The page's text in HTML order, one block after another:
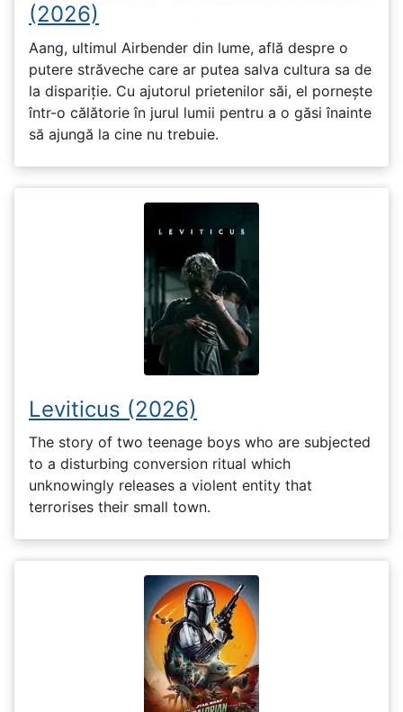
(2026)
Aang, ultimul Airbender din lume, află despre o
putere străveche care ar putea salva cultura sa de
la dispariție. Cu ajutorul prietenilor săi, el pornește
într-o călătorie în jurul lumii pentru a o găsi înainte
să ajungă la cine nu trebuie.
Leviticus (2026)
The story of two teenage boys who are subjected
to a disturbing conversion ritual which
unknowingly releases a violent entity that
terrorises their small town.